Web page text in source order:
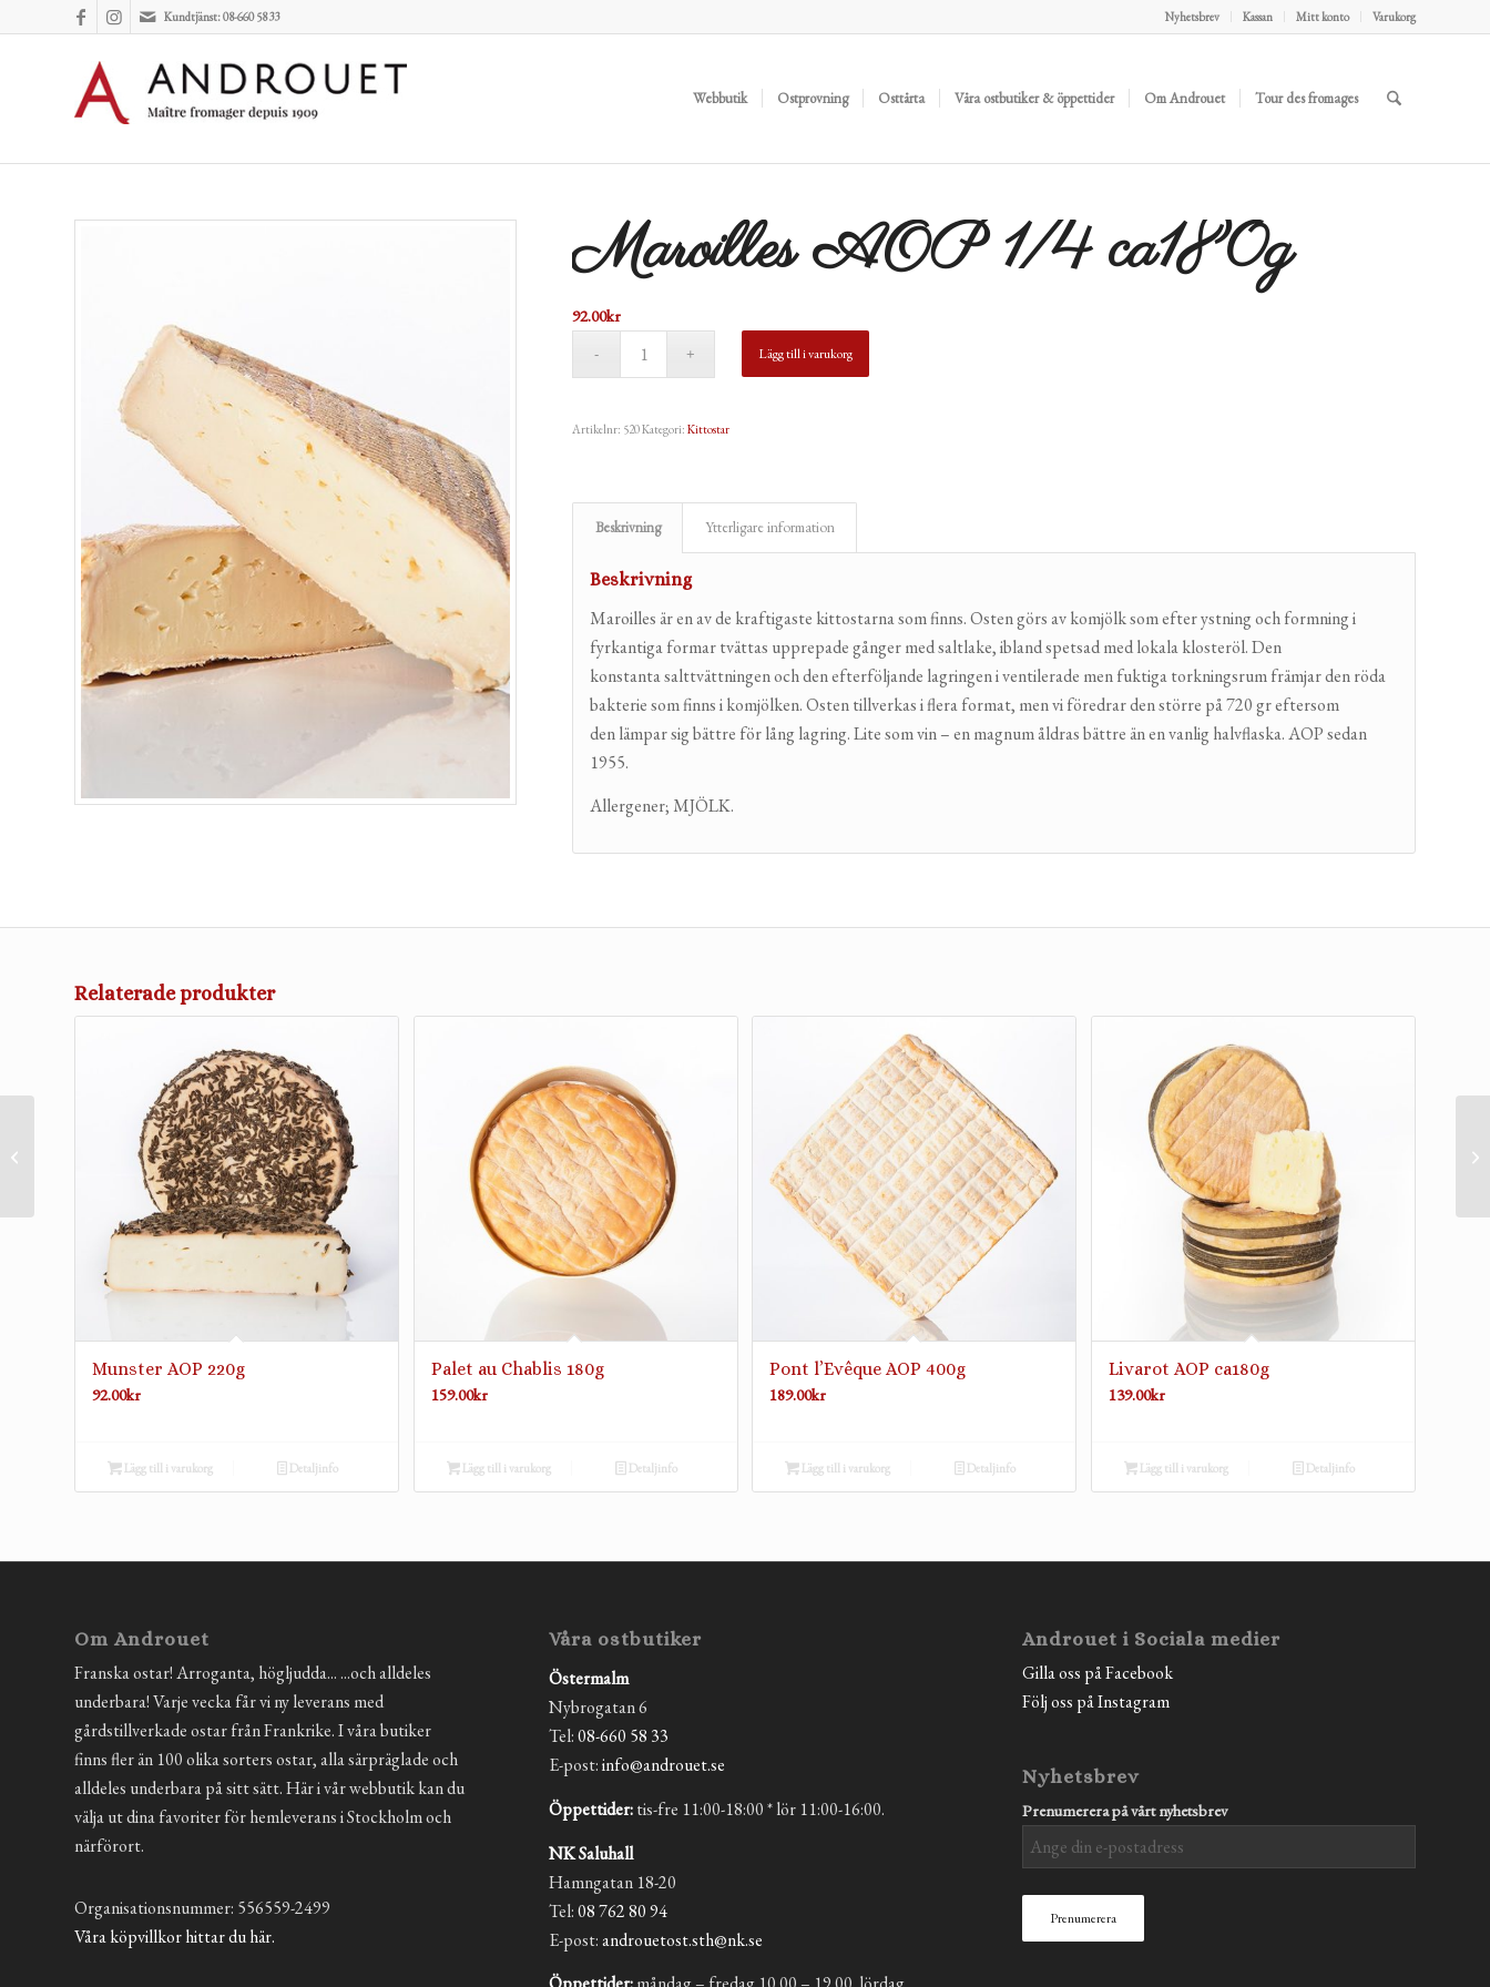
Nyhetsbrev Kassan Mitt konto Varukorg
Kundtjänst: 08-660 58 33
Webbutik Ostprovning Osttårta Våra ostbutiker & öppettider Om Androuet Tour des fromages
Maroilles AOP 1/4 ca180g
92.00kr
Lägg till i varukorg
Artikelnr: 520Kategori:Kittostar
Beskrivning Ytterligare information
Beskrivning
Maroilles är en av de kraftigaste kittostarna som finns. Osten görs av komjölk som efter ystning och formning i
fyrkantiga formar tvättas upprepade gånger med saltlake, ibland spetsad med lokala klosteröl. Den
konstanta salttvättningen och den efterföljande lagringen i ventilerade men fuktiga torkningsrum främjar den röda
bakterie som finns i komjölken. Osten tillverkas i flera format, men vi föredrar den större på 720 gr eftersom
den lämpar sig bättre för lång lagring. Lite som vin – en magnum åldras bättre än en vanlig halvflaska. AOP sedan
1955.
Allergener; MJÖLK.
Relaterade produkter
Munster AOP 220g
92.00kr
Lägg till i varukorg Detaljinfo
Palet au Chablis 180g
159.00kr
Lägg till i varukorg Detaljinfo
Pont l’Evêque AOP 400g
189.00kr
Lägg till i varukorg Detaljinfo
Livarot AOP ca180g
139.00kr
Lägg till i varukorg Detaljinfo
Om Androuet
Franska ostar! Arroganta, högljudda... ...och alldeles
underbara! Varje vecka får vi ny leverans med
gårdstillverkade ostar från Frankrike. I våra butiker
finns fler än 100 olika sorters ostar, alla särpräglade och
alldeles underbara på sitt sätt. Här i vår webbutik kan du
välja ut dina favoriter för hemleverans i Stockholm och
närförort.
Organisationsnummer: 556559-2499
Våra köpvillkor hittar du här.
Våra ostbutiker
Östermalm
Nybrogatan 6
Tel:08-660 58 33
E-post:info@androuet.se
Öppettider:tis-fre 11:00-18:00 * lör 11:00-16:00.
NK Saluhall
Hamngatan 18-20
Tel:08 762 80 94
E-post:androuetost.sth@nk.se
Androuet i Sociala medier
Gilla oss på Facebook
Följ oss på Instagram
Nyhetsbrev
Prenumerera på vårt nyhetsbrev
Palet au Chablis 180g